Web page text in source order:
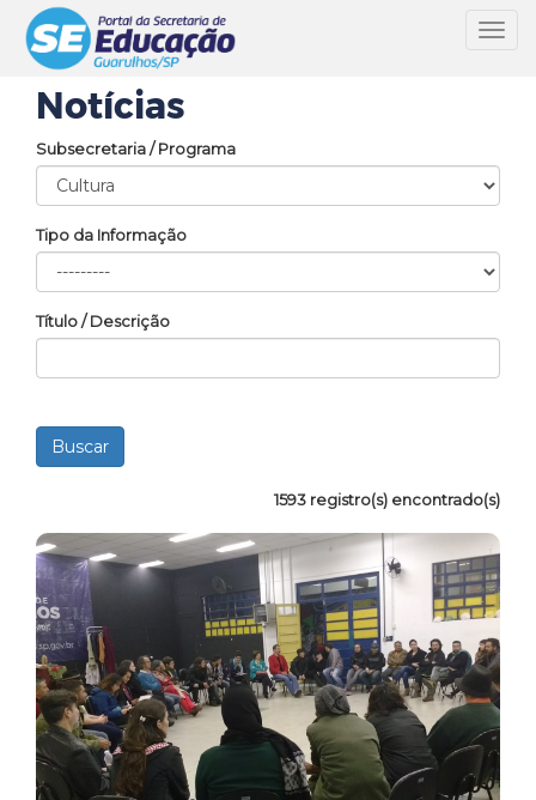
Notícias
Subsecretaria / Programa
Tipo da Informação
Título / Descrição
1593 registro(s) encontrado(s)